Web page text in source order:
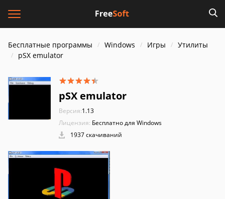
Бесплатные программы Windows Игры
Утилиты
pSX emulator
pSX emulator
Версия:1.13
Лицензия: Бесплатно для Windows
1937 скачиваний